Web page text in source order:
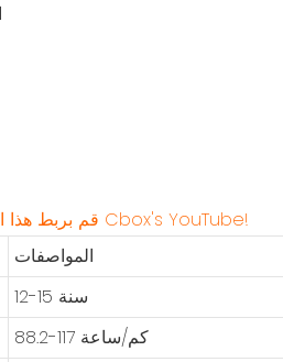
☞☞☞ قم بربط هذا الرابط لعرض المزيد من مقاطع الفيديو المقيمة من Cbox's YouTube!
المواصفات
12-15 سنة
88.2-117 كم/ساعة